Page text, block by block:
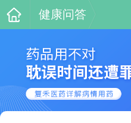
健康问答